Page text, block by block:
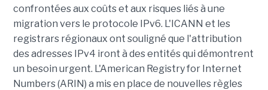
confrontées aux coûts et aux risques liés à une
migration vers le protocole IPv6. L'ICANN et les
registrars régionaux ont souligné que l'attribution
des adresses IPv4 iront à des entités qui démontrent
un besoin urgent. L'American Registry for Internet
Numbers (ARIN) a mis en place de nouvelles règles